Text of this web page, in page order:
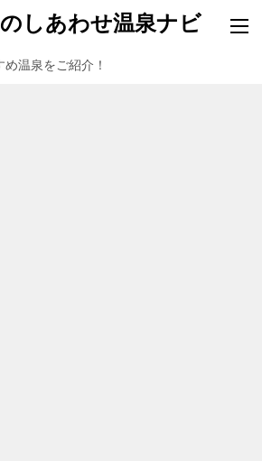
しあわせ温泉ナビ
温泉をご紹介！